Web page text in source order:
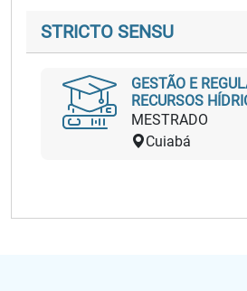
STRICTO SENSU
GESTÃO E
RECURSOS
MESTRADO
Cuiabá